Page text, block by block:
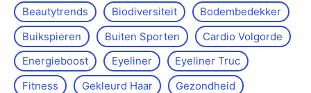
Beautytrends
Biodiversiteit
Bodembedekker
Buikspieren
Buiten Sporten
Cardio Volgorde
Energieboost
Eyeliner
Eyeliner Truc
Fitness
Gekleurd Haar
Gezondheid